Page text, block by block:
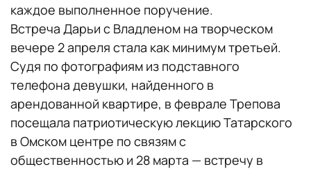
каждое выполненное поручение.
Встреча Дарьи с Владленом на творческом
вечере 2 апреля стала как минимум третьей.
Судя по фотографиям из подставного
телефона девушки, найденного в
арендованной квартире, в феврале Трепова
посещала патриотическую лекцию Татарского
в Омском центре по связям с
общественностью и 28 марта — встречу в